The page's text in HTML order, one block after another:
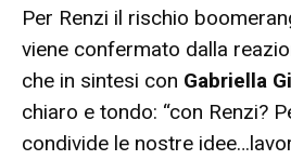
Per Renzi il rischio
viene confermato dalla
che in sintesi con Gabriella
chiaro e tondo: “con Renzi?
condivide le nostre